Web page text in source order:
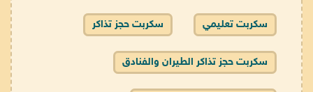
سكربت تعليمي سكربت حجز تذاكر
سكربت حجز تذاكر الطيران والفنادق